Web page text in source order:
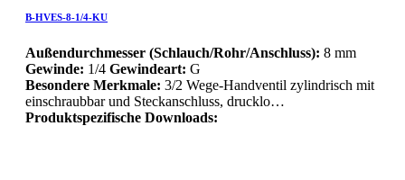
B-HVES-8-1/4-KU
Außendurchmesser (Schlauch/Rohr/Anschluss): 8 mm
Gewinde: 1/4 Gewindeart: G
Besondere Merkmale: 3/2 Wege-Handventil zylindrisch mit
einschraubbar und Steckanschluss, drucklo…
Produktspezifische Downloads: